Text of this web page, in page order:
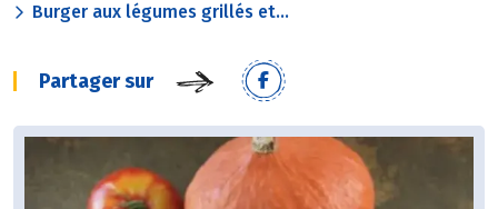
Burger aux légumes grillés et...
Partager sur